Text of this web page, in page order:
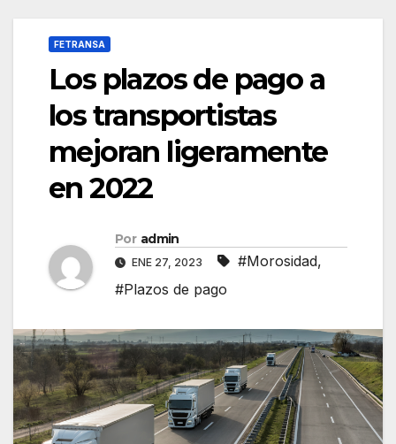
FETRANSA
Los plazos de pago a
los transportistas
mejoran ligeramente
en 2022
Por admin
ENE 27, 2023 #Morosidad,
#Plazos de pago